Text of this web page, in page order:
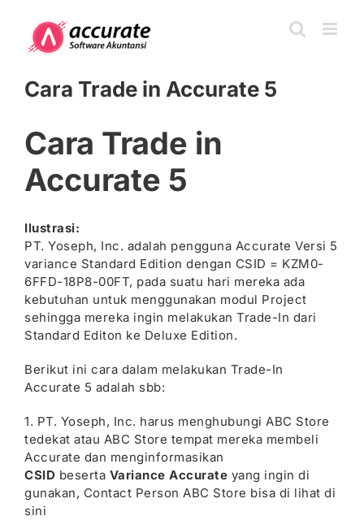
content
Cara Trade in Accurate 5
Cara Trade in
Accurate 5
Ilustrasi:
PT. Yoseph, Inc. adalah pengguna Accurate Versi 5
variance Standard Edition dengan CSID = KZM0-
6FFD-18P8-00FT, pada suatu hari mereka ada
kebutuhan untuk menggunakan modul Project
sehingga mereka ingin melakukan Trade-In dari
Standard Editon ke Deluxe Edition.
Berikut ini cara dalam melakukan Trade-In
Accurate 5 adalah sbb:
1. PT. Yoseph, Inc. harus menghubungi ABC Store
tedekat atau ABC Store tempat mereka membeli
Accurate dan menginformasikan
CSID beserta Variance Accurate yang ingin di
gunakan, Contact Person ABC Store bisa di lihat di
sini